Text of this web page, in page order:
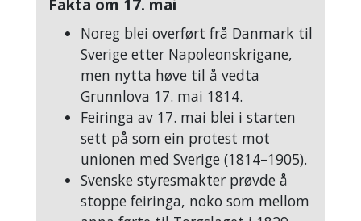
Noreg blei overført frå Danmark til
Sverige etter Napoleonskrigane,
men nytta høve til å vedta
Grunnlova 17. mai 1814.
Feiringa av 17. mai blei i starten
sett på som ein protest mot
unionen med Sverige (1814–1905).
Svenske styresmakter prøvde å
stoppe feiringa, noko som mellom